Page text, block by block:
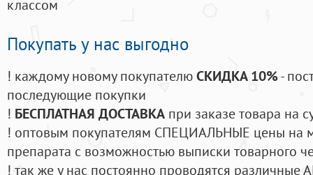
классом
Покупать у нас выгодно
! каждому новому покупателюСКИДКА 10%-
последующие покупки
! БЕСПЛАТНАЯ ДОСТАВКА при заказе товара на
! оптовым покупателям СПЕЦИАЛЬНЫЕ цены на
препарата с возможностью выписки товарного
! так же у нас постоянно проводятся